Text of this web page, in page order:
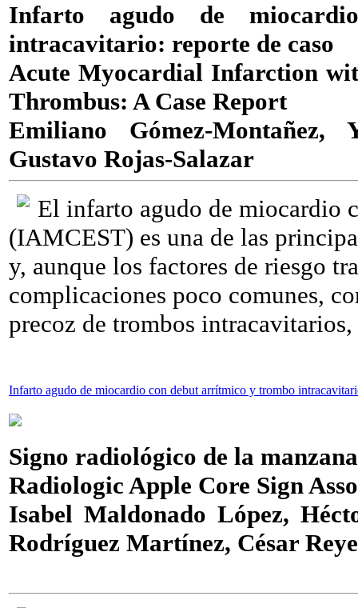
Infarto agudo de
intracavitario: reporte de caso
Acute Myocardial Infarction
Thrombus: A Case Report
Emiliano Gómez-Montañez,
Gustavo Rojas-Salazar
El infarto agudo de miocardio
(IAMCEST) es una de las
y, aunque los factores de riesgo
complicaciones poco comunes,
precoz de trombos
Infarto agudo de miocardio con debut arrítmico y trombo
Signo radiológico de la
Radiologic Apple Core Sign
Isabel Maldonado López,
Rodríguez Martínez, César